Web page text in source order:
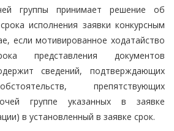
группы принимает решение об
исполнения заявки конкурсным
если мотивированное ходатайство
представления документов
сведений, подтверждающих
препятствующих
группе указанных в заявке
в установленный в заявке срок.